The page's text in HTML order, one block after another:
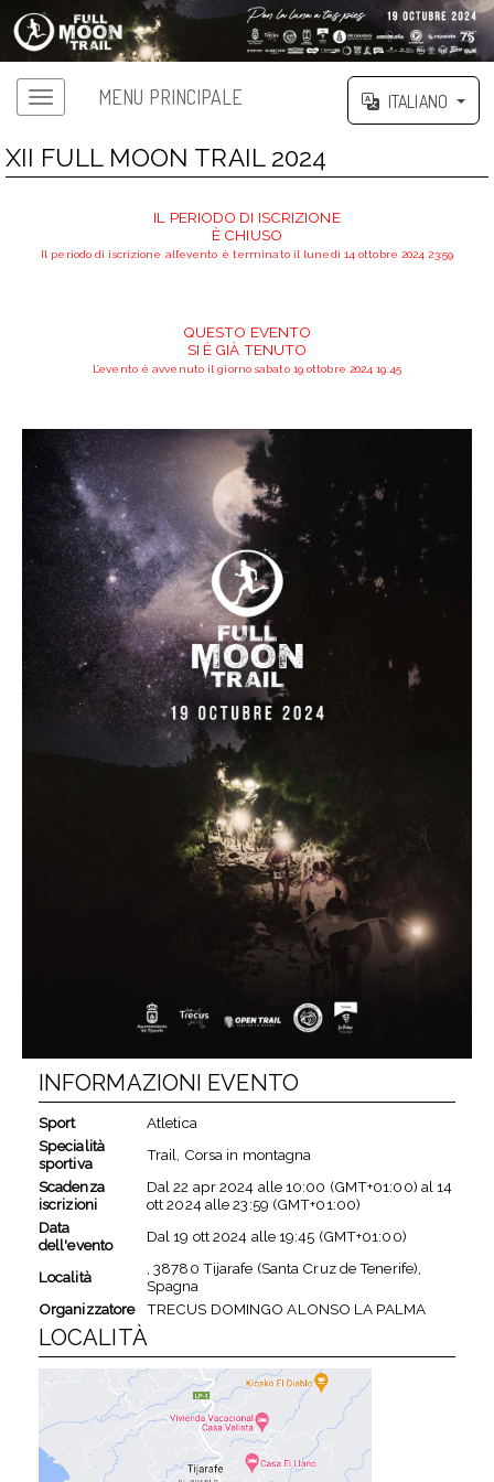
MENU PRINCIPALE ITALIANO
XII FULL MOON TRAIL 2024
IL PERIODO DI ISCRIZIONE
È CHIUSO
Il periodo di iscrizione all’evento è terminato il lunedì 14 ottobre 2024 23:59
QUESTO EVENTO
SI È GIÀ TENUTO
L’evento è avvenuto il giorno sabato 19 ottobre 2024 19:45
INFORMAZIONI EVENTO
Sport
Atletica
Specialità
sportiva
Trail, Corsa in montagna
Scadenza
iscrizioni
Dal22 apr 2024 alle10:00 (GMT+01:00) al14
ott 2024alle23:59 (GMT+01:00)
Data
dell'evento
Dal19 ott 2024 alle19:45 (GMT+01:00)
Località
, 38780 Tijarafe (Santa Cruz de Tenerife),
Spagna
Organizzatore
TRECUS DOMINGO ALONSO LA PALMA
LOCALITÀ